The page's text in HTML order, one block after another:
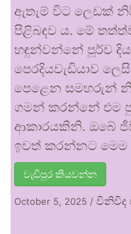
ඇතැම් විට ලෙඩක්
පිළිබඳව ය. මේ
හඳුන්වන්නේ පූර්ව
පෙරදියවැඩියාව
පෙළෙන සමහරුන්
ගමන් කරන්නේ එම
ආකාරයකිනි. ඔබේ
ඉවත් කරන්නට මෙම
වැඩිපුර කියවන්න
October 5, 2025 / විනිවිද